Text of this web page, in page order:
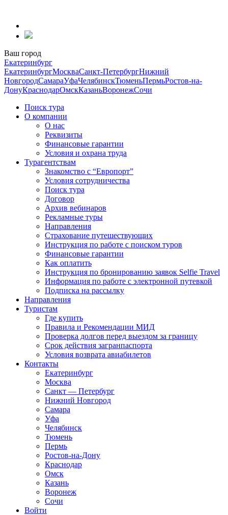
содержанию
Ваш город
Екатеринбург
ЕкатеринбургМоскваСанкт-ПетербургНижний
НовгородСамараУфаЧелябинскТюменьПермьРостов-на-
ДонуКраснодарОмскКазаньВоронежСочи
Поиск тура
О компании
О нас
Реквизиты
Финансовые гарантии
Условия и охрана труда
Турагентствам
Знакомство с “Европорт”
Условия сотрудничества
Поиск тура
Договор
Архив вебинаров
Рекламные туры
Направления
Страхование путешествующих
Инструкция по работе с поиском туров
Финансовые гарантии
Как оплатить
Инструкция по бронированию заявок Selfie Travel
Информация по работе с электронной путевкой
Подписка на рассылку
Направления
Туристам
Где купить
Правила и Рекомендации МИД
Проверка долгов перед выездом за границу
Срок действия загранпаспорта
Условия возврата авиабилетов
Контакты
Екатеринбург
Москва
Санкт — Петербург
Нижний Новгород
Самара
Уфа
Челябинск
Тюмень
Пермь
Ростов-на-Дону
Краснодар
Омск
Казань
Воронеж
Сочи
Войти